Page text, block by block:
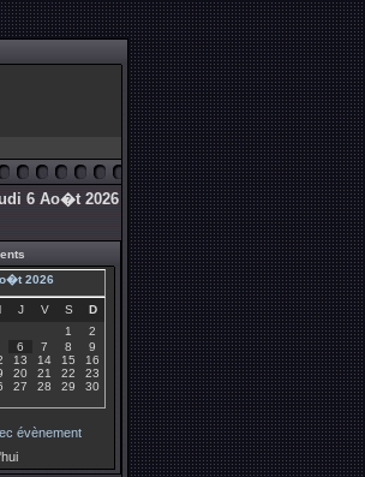
6 Ao�t 2026
2026
J V S
D
1
2
6 7 8
9
13 14 15
16
20 21 22
23
27 28 29
30
évènement